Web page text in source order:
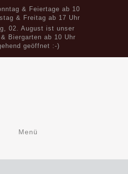
& Feiertage ab 10
& Freitag ab 17 Uhr
02. August ist unser
Biergarten ab 10 Uhr
geöffnet :-)